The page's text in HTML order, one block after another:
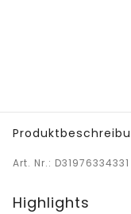
Art. Nr.: D31976334331
Highlights